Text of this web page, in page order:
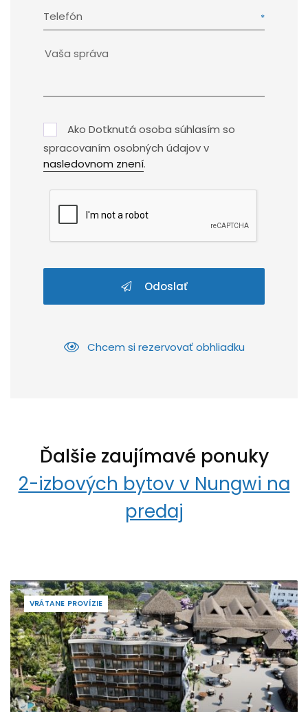
Telefón
Ako Dotknutá osoba súhlasím so
spracovaním osobných údajov v
nasledovnom znení.
Odoslať
Chcem si rezervovať obhliadku
Ďalšie zaujímavé ponuky
2-izbových bytov v Nungwi na
predaj
VRÁTANE PROVÍZIE